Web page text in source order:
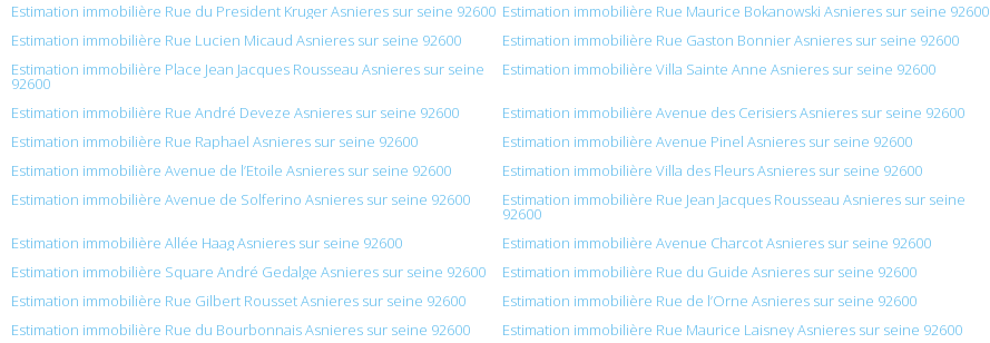
Estimation immobilière Rue du President Kruger Asnieres sur seine 92600 Estimation immobilière Rue Maurice Bokanowski Asnieres sur seine 92600
Estimation immobilière Rue Lucien Micaud Asnieres sur seine 92600
Estimation immobilière Rue Gaston Bonnier Asnieres sur seine 92600
Estimation immobilière Place Jean Jacques Rousseau Asnieres sur seine
92600
Estimation immobilière Villa Sainte Anne Asnieres sur seine 92600
Estimation immobilière Rue André Deveze Asnieres sur seine 92600 Estimation immobilière Avenue des Cerisiers Asnieres sur seine 92600
Estimation immobilière Rue Raphael Asnieres sur seine 92600
Estimation immobilière Avenue Pinel Asnieres sur seine 92600
Estimation immobilière Avenue de l’Etoile Asnieres sur seine 92600
Estimation immobilière Villa des Fleurs Asnieres sur seine 92600
Estimation immobilière Avenue de Solferino Asnieres sur seine 92600
Estimation immobilière Rue Jean Jacques Rousseau Asnieres sur seine
92600
Estimation immobilière Allée Haag Asnieres sur seine 92600 Estimation immobilière Avenue Charcot Asnieres sur seine 92600
Estimation immobilière Square André Gedalge Asnieres sur seine 92600
Estimation immobilière Rue du Guide Asnieres sur seine 92600
Estimation immobilière Rue Gilbert Rousset Asnieres sur seine 92600
Estimation immobilière Rue de l’Orne Asnieres sur seine 92600
Estimation immobilière Rue du Bourbonnais Asnieres sur seine 92600
Estimation immobilière Rue Maurice Laisney Asnieres sur seine 92600